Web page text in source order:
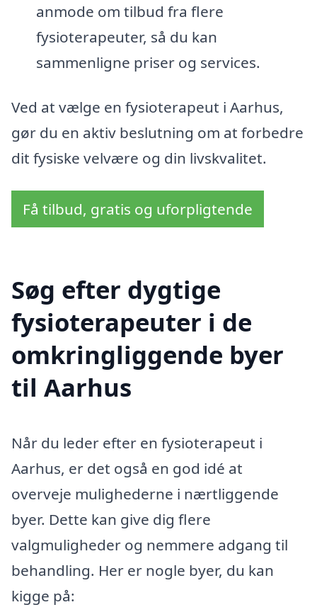
anmode om tilbud fra flere
fysioterapeuter, så du kan
sammenligne priser og services.
Ved at vælge en fysioterapeut i Aarhus,
gør du en aktiv beslutning om at forbedre
dit fysiske velvære og din livskvalitet.
Få tilbud, gratis og uforpligtende
Søg efter dygtige
fysioterapeuter i de
omkringliggende byer
til Aarhus
Når du leder efter en fysioterapeut i
Aarhus, er det også en god idé at
overveje mulighederne i nærtliggende
byer. Dette kan give dig flere
valgmuligheder og nemmere adgang til
behandling. Her er nogle byer, du kan
kigge på: